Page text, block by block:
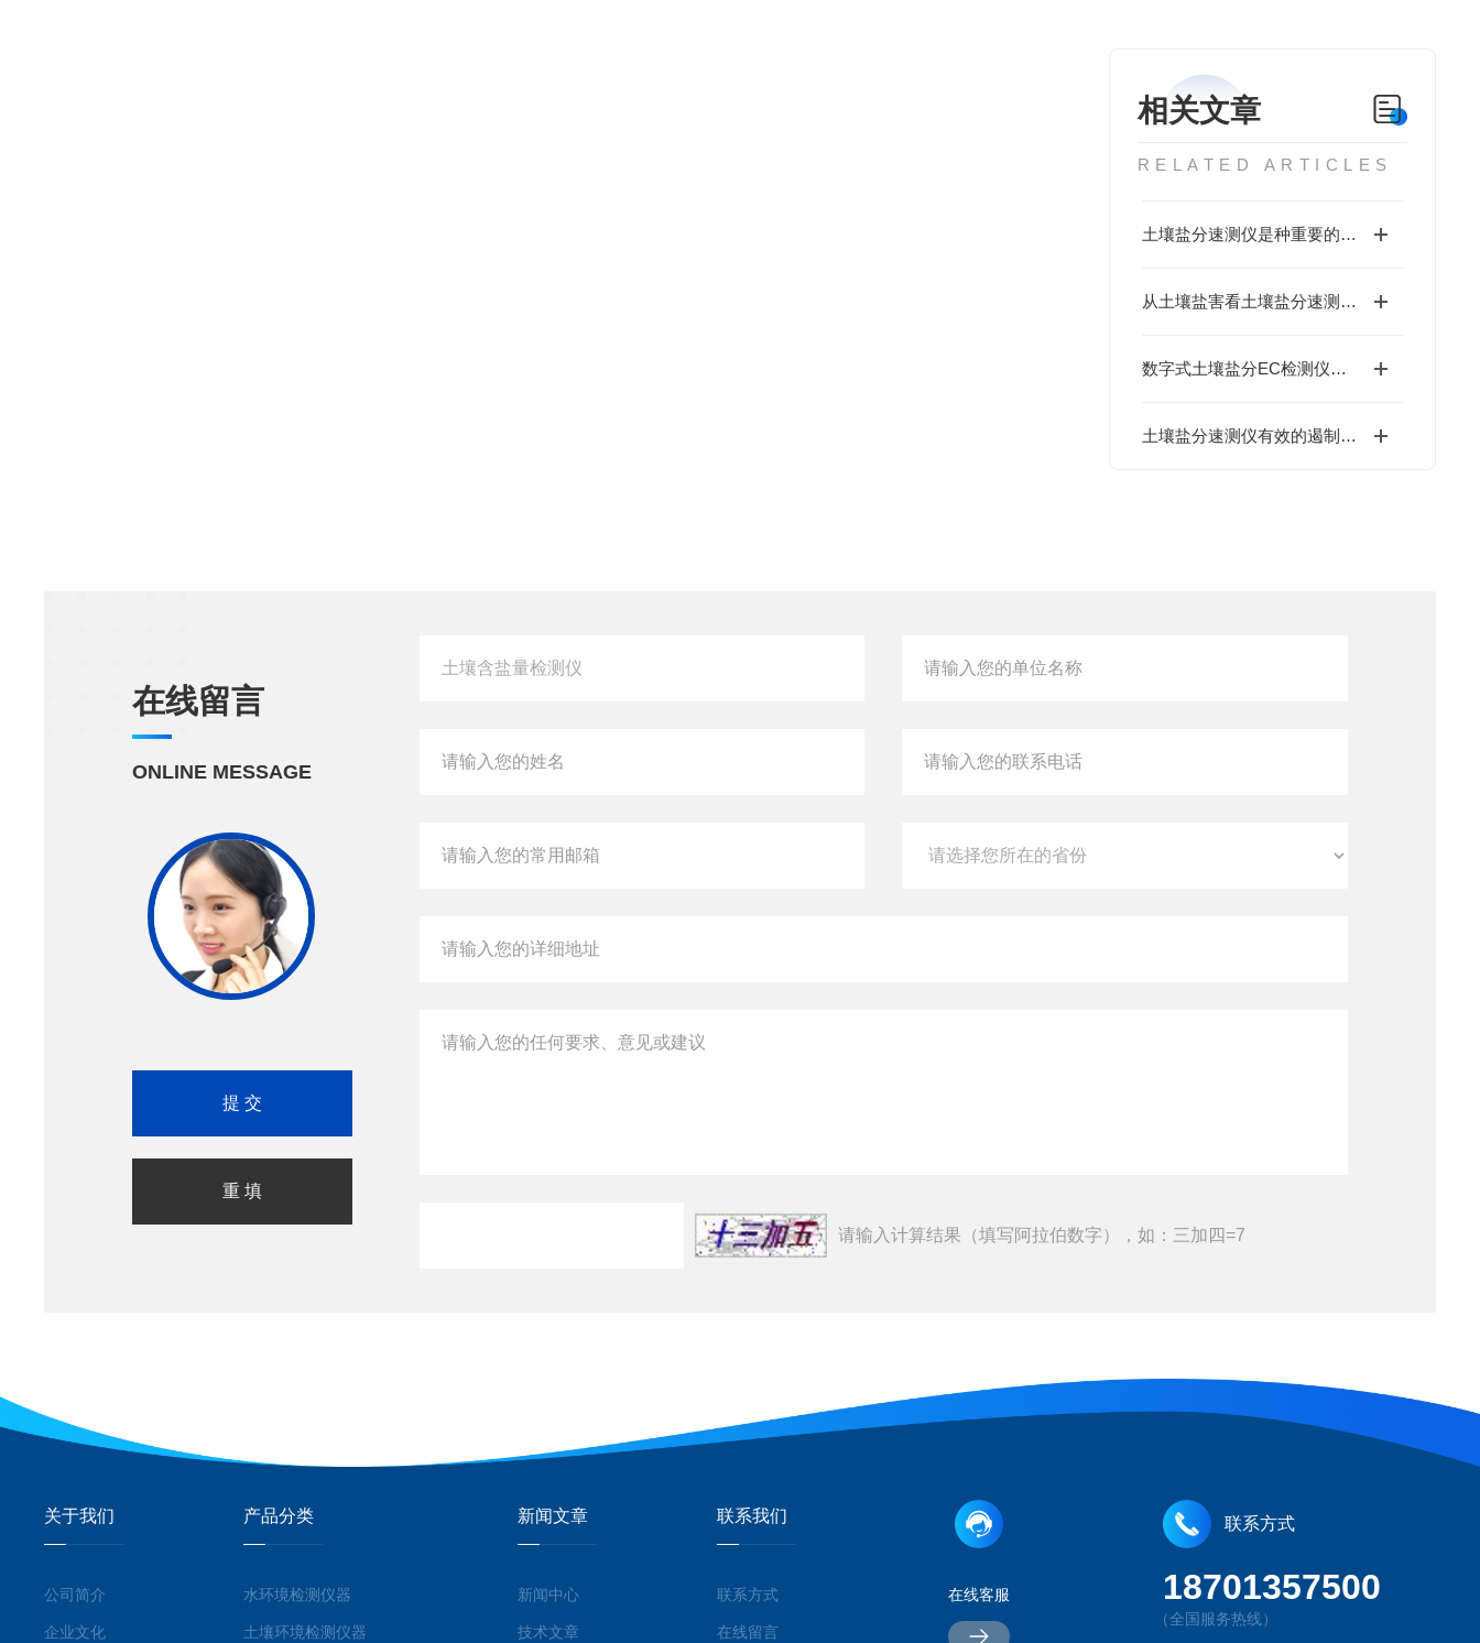
相关文章
RELATED ARTICLES
土壤盐分速测仪是种重要的土壤分析仪器
从土壤盐害看土壤盐分速测仪应用的重要性
数字式土壤盐分EC检测仪使用方法及注意事项？
土壤盐分速测仪有效的遏制了土壤的盐碱化
在线留言
ONLINE MESSAGE
请输入计算结果（填写阿拉伯数字），如：三加四=7
关于我们
公司简介
企业文化
产品分类
水环境检测仪器
土壤环境检测仪器
新闻文章
新闻中心
技术文章
联系我们
联系方式
在线留言
在线客服
联系方式
18701357500
（全国服务热线）